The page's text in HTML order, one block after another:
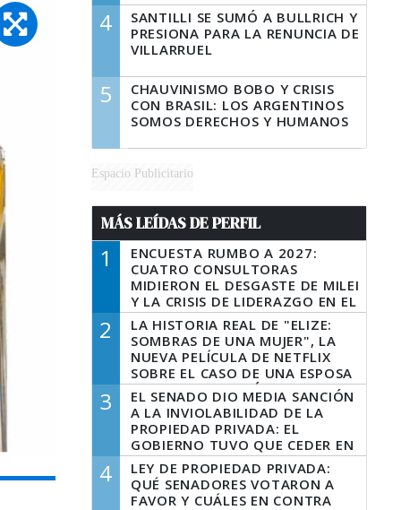
4
SANTILLI SE SUMÓ A BULLRICH Y
PRESIONA PARA LA RENUNCIA DE
VILLARRUEL
5
CHAUVINISMO BOBO Y CRISIS
CON BRASIL: LOS ARGENTINOS
SOMOS DERECHOS Y HUMANOS
Espacio Publicitario
MÁS LEÍDAS DE PERFIL
1
ENCUESTA RUMBO A 2027:
CUATRO CONSULTORAS
MIDIERON EL DESGASTE DE MILEI
Y LA CRISIS DE LIDERAZGO EN EL
PERONISMO
2
LA HISTORIA REAL DE "ELIZE:
SOMBRAS DE UNA MUJER", LA
NUEVA PELÍCULA DE NETFLIX
SOBRE EL CASO DE UNA ESPOSA
QUE DESCUARTIZÓ A SU
MARIDO
3
EL SENADO DIO MEDIA SANCIÓN
A LA INVIOLABILIDAD DE LA
PROPIEDAD PRIVADA: EL
GOBIERNO TUVO QUE CEDER EN
LA LEY DEL MANEJO DEL FUEGO
4
LEY DE PROPIEDAD PRIVADA:
QUÉ SENADORES VOTARON A
FAVOR Y CUÁLES EN CONTRA